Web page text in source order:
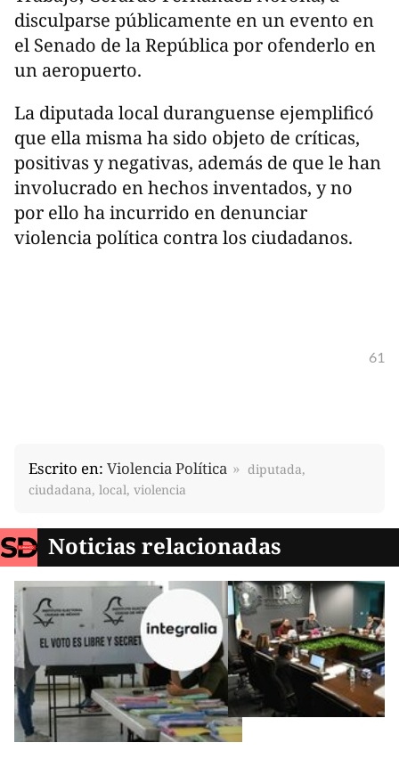
disculparse públicamente en un evento en
el Senado de la República por ofenderlo en
un aeropuerto.
La diputada local duranguense ejemplificó
que ella misma ha sido objeto de críticas,
positivas y negativas, además de que le han
involucrado en hechos inventados, y no
por ello ha incurrido en denunciar
violencia política contra los ciudadanos.
61
Escrito en: Violencia Política
diputada,
ciudadana, local, violencia
Noticias relacionadas